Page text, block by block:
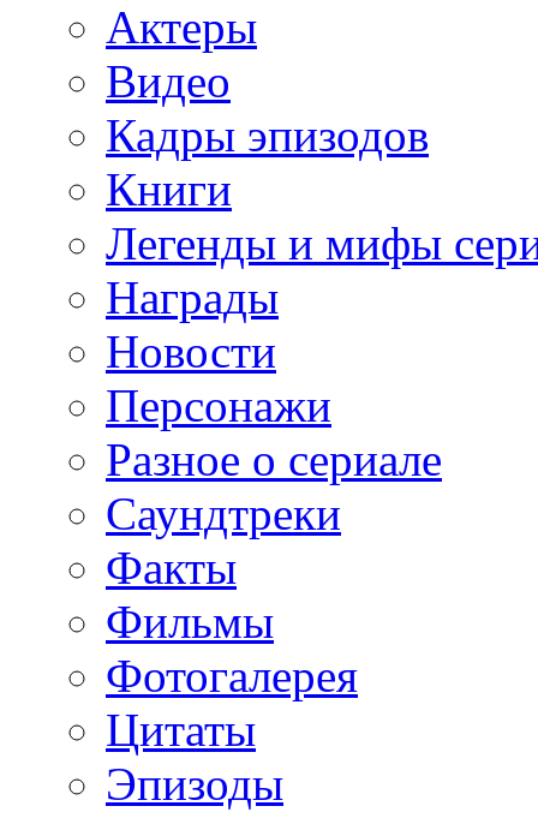
Актеры
Видео
Кадры эпизодов
Книги
Легенды и мифы
Награды
Новости
Персонажи
Разное о сериале
Саундтреки
Факты
Фильмы
Фотогалерея
Цитаты
Эпизоды